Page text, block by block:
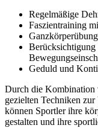
Regelmäßige
Faszientraining
Geduld und
Durch die Kombination
gezielten Techniken
können Sportler ihre
gestalten und ihre